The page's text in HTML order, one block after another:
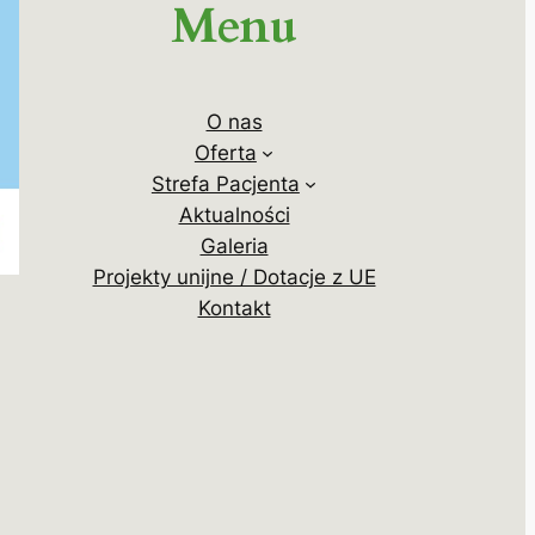
Menu
O nas
Oferta
Strefa Pacjenta
Aktualności
Galeria
Projekty unijne / Dotacje z UE
Kontakt